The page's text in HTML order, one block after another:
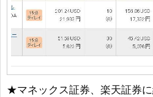
★マネックス証券、楽天証券